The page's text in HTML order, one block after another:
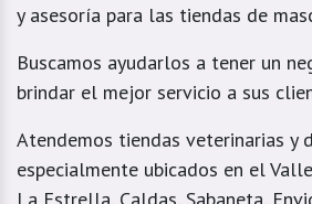
y asesoría para las tiendas de
Buscamos ayudarlos a tener un
brindar el mejor servicio a sus
Atendemos tiendas veterinarias y
especialmente ubicados en el
La Estrella, Caldas, Sabaneta,